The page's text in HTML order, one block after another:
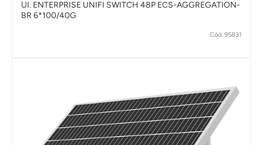
UI. ENTERPRISE UNIFI SWITCH 48P ECS-AGGREGATION-
BR 6*100/40G
Cód. 95831